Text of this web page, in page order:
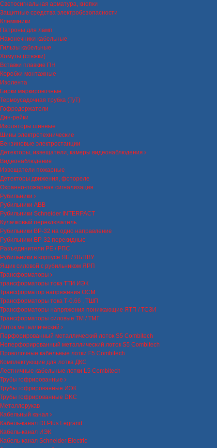
Светосигнальная арматура, кнопки
Защитные средства электробезопасности
Клеммники
Патроны для ламп
Наконечники кабельные
Гильзы кабельные
Хомуты (стяжки)
Вставки плавкие ПН
Коробки монтажные
Изолента
Бирки маркировочные
Термоусадочная трубка (ТуТ)
Гофродержатели
Дин-рейки
Изоляторы шинные
Шины электротехнические
Бензиновые электростанции
Детекторы, извещатели, камеры видеонаблюдения
Видеонаблюдение
Извещатели пожарные
Детекторы движения, фотореле
Охранно-пожарная сигнализация
Рубильники
Рубильники ABB
Рубильники Schneider INTERPACT
Кулачковый переключатель
Рубильники ВР-32 на одно направление
Рубильники ВР-32 перекидные
Разъединители РЕ / РПС
Рубильники в корпусе ЯБ / ЯБПВУ
Ящик силовой с рубильником ЯРП
Трансформаторы
трансформаторы тока ТТИ ИЭК
Трансформатор напряжения ОСМ
Трансформаторы тока Т-0.66 , ТШП
Трансформаторы напряжения понижающие ЯТП / ТСЗИ
Трансформаторы силовые ТМ / ТМГ
Лоток металлический
Перфорированный металлический лоток S5 Combitech
Неперфорированный металлический лоток S5 Combitech
Проволочные кабельные лотки F5 Combitech
Комплектующие для лотка ДКС
Лестничные кабельные лотки L5 Combitech
Трубы гофрированные
Трубы гофрированные ИЭК
Трубы гофрированные DKC
Металлорукав
Кабельный канал
Кабель-канал DLPlus Legrand
Кабель-канал ИЭК
Кабель-канал Schneider Electric